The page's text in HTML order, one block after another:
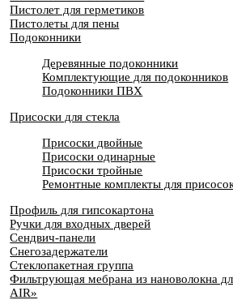
Пистолет для герметиков
Пистолеты для пены
Подоконники
Деревянные подоконники
Комплектующие для подоконников
Подоконники ПВХ
Присоски для стекла
Присоски двойные
Присоски одинарные
Присоски тройные
Ремонтные комплекты для
Профиль для гипсокартона
Ручки для входных дверей
Сендвич-панели
Снегозадержатели
Стеклопакетная группа
Фильтрующая мебрана из нановолокна
AIR»